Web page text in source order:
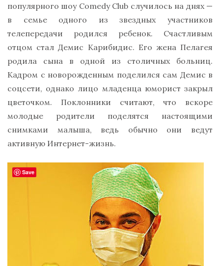
популярного шоу Comedy Club случилось на днях —
в семье одного из звездных участников
телепередачи родился ребенок. Счастливым
отцом стал Демис Карибидис. Его жена Пелагея
родила сына в одной из столичных больниц.
Кадром с новорожденным поделился сам Демис в
соцсети, однако лицо младенца юморист закрыл
цветочком. Поклонники считают, что вскоре
молодые родители поделятся настоящими
снимками малыша, ведь обычно они ведут
активную Интернет-жизнь.
Save